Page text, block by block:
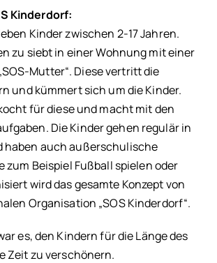
Kinderdorf:
Kinder zwischen 2-17 Jahren.
zu siebt in einer Wohnung mit einer
Mutter“. Diese vertritt die
und kümmert sich um die Kinder.
für diese und macht mit den
Die Kinder gehen regulär in
haben auch außerschulische
zum Beispiel Fußball spielen oder
wird das gesamte Konzept von
Organisation „SOS Kinderdorf“.
es, den Kindern für die Länge des
Zeit zu verschönern.